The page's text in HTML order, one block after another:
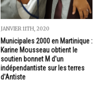
JANVIER 11TH, 2020
Municipales 2000 en Martinique :
Karine Mousseau obtient le
soutien bonnet M d'un
indépendantiste sur les terres
d'Antiste